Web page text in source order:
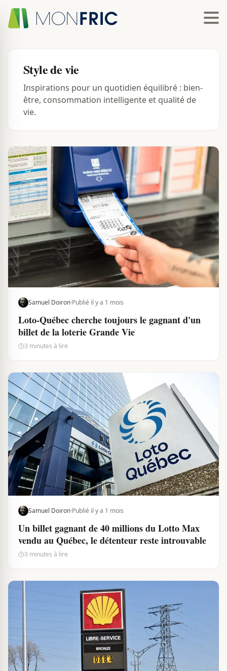
Style de vie
Inspirations pour un quotidien équilibré : bien-
être, consommation intelligente et qualité de
vie.
Samuel Doiron·Publié il y a 1 mois
Loto-Québec cherche toujours le gagnant d'un
billet de la loterie Grande Vie
3 minutes à lire
Samuel Doiron·Publié il y a 1 mois
Un billet gagnant de 40 millions du Lotto Max
vendu au Québec, le détenteur reste introuvable
3 minutes à lire